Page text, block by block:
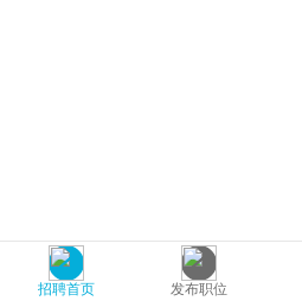
招聘首页 发布职位